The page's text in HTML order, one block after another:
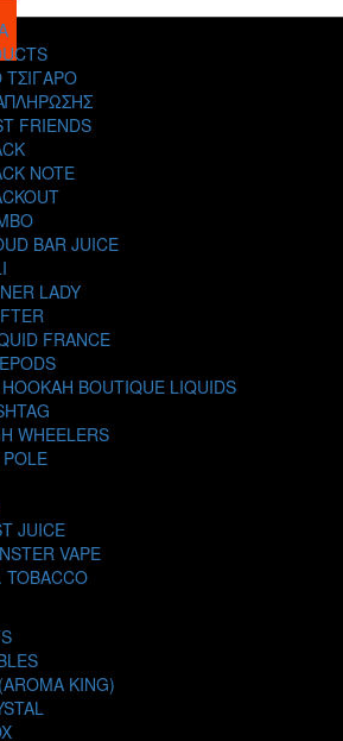
FRIENDS
NOTE
BAR JUICE
LADY
FRANCE
BOUTIQUE LIQUIDS
WHEELERS
JUICE
VAPE
TOBACCO
LIQUIDS
PROJECT
JUICE
KING)